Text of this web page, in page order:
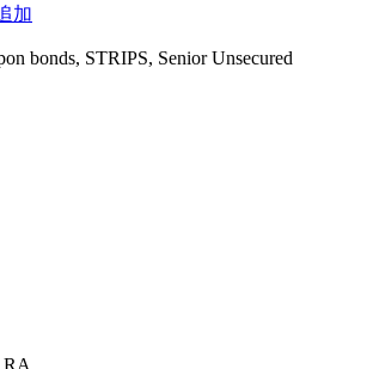
加
bonds, STRIPS, Senior Unsecured